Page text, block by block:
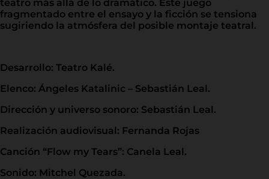
teatro más allá de lo dramático. Este juego
fragmentado entre el ensayo y la ficción se tensiona
sugiriendo la atmósfera del posible montaje teatral.
Desarrollo: Teatro Kalé.
Elenco: Ángeles Katalinic – Sebastián Leal.
Dirección y universo sonoro: Sebastián Leal.
Realización audiovisual: Fernanda Rojas
Canción “Flow my Tears”: Canela Leal.
Sonido: Mitchel Quezada.